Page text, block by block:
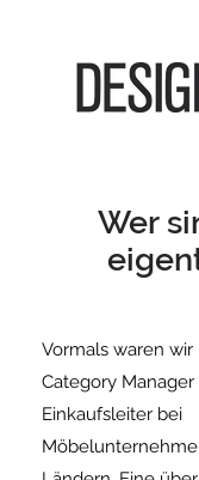
Wer
Vormals waren wir
Category
Einkaufsleiter bei